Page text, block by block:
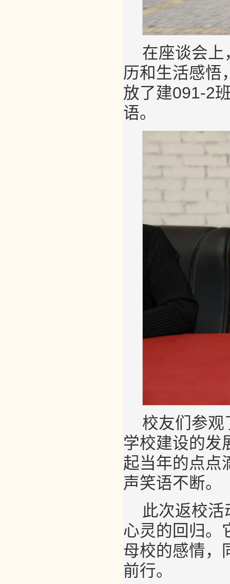
在座谈会
历和生活感悟
放了建091-2
语。
校友们参
学校建设的发
起当年的点点
声笑语不断。
此次返校
心灵的回归。
母校的感情，
前行。